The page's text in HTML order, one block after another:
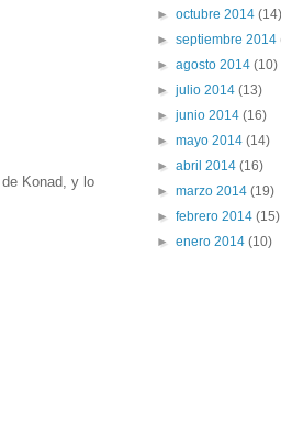
Konad, y lo
►octubre 2014(14)
►septiembre 2014
►agosto 2014(10)
►julio 2014(13)
►junio 2014(16)
►mayo 2014(14)
►abril 2014(16)
►marzo 2014(19)
►febrero 2014(15)
►enero 2014(10)